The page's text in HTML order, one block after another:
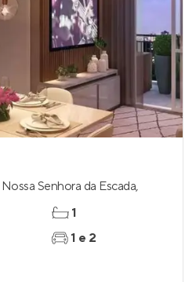
Senhora da Escada,
1
1 e 2